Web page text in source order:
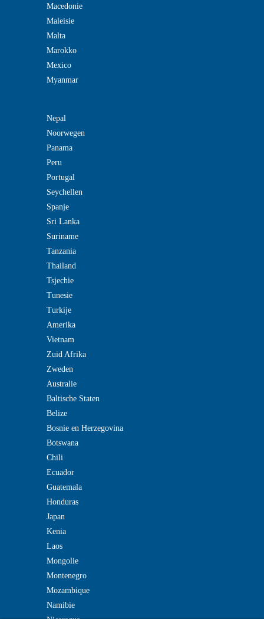
Macedonie
Maleisie
Malta
Marokko
Mexico
Myanmar
Nepal
Noorwegen
Panama
Peru
Portugal
Seychellen
Spanje
Sri Lanka
Suriname
Tanzania
Thailand
Tsjechie
Tunesie
Turkije
Amerika
Vietnam
Zuid Afrika
Zweden
Australie
Baltische Staten
Belize
Bosnie en Herzegovina
Botswana
Chili
Ecuador
Guatemala
Honduras
Japan
Kenia
Laos
Mongolie
Montenegro
Mozambique
Namibie